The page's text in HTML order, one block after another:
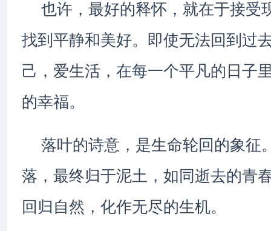
也许，最好的释怀，就在于接受
找到平静和美好。即使无法回到过
己，爱生活，在每一个平凡的日子
的幸福。
落叶的诗意，是生命轮回的象征
落，最终归于泥土，如同逝去的青
回归自然，化作无尽的生机。